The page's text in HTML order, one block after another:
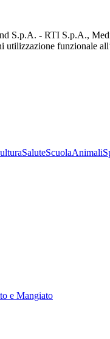
S.p.A. - RTI S.p.A.,
funzionale
SaluteScuolaAnimali
e Mangiato